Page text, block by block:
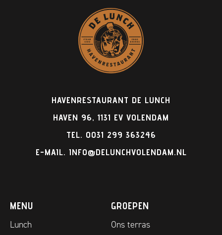
HAVENRESTAURANT DE LUNCH
HAVEN 96, 1131 EV VOLENDAM
TEL. 0031 299 363246
E-MAIL. INFO@DELUNCHVOLENDAM.NL
MENU
Lunch
GROEPEN
Ons terras